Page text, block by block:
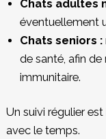
Chats adultes
éventuellement
Chats seniors :
de santé, afin
immunitaire.
Un suivi régulier
avec le temps.